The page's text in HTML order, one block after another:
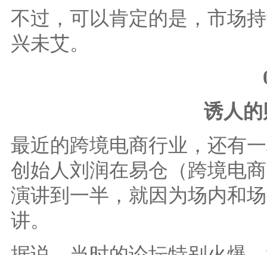
不过，可以肯定的是，市场
兴未艾。
诱人
最近的跨境电商行业，还有
创始人刘润在易仓（跨境电
演讲到一半，就因为场内和
讲。